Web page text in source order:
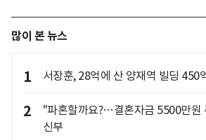
많이 본 뉴스
1 서장훈, 28억에 산 양재역 빌딩 450
2
"파혼할까요?…결혼자금 5500만원
신부